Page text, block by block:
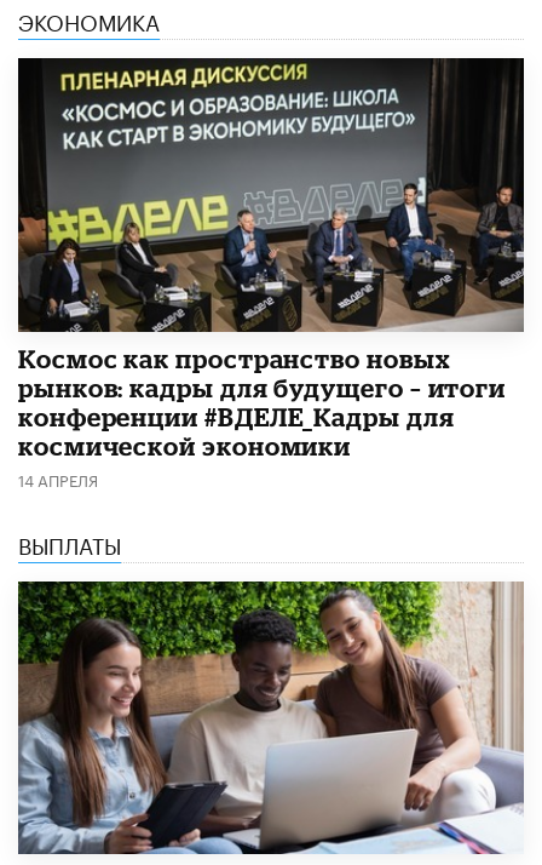
ЭКОНОМИКА
Космос как пространство новых
рынков: кадры для будущего – итоги
конференции #ВДЕЛЕ_Кадры для
космической экономики
14 АПРЕЛЯ
ВЫПЛАТЫ